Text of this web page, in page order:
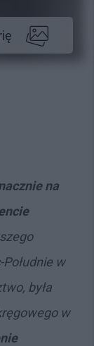
na
w
była
w